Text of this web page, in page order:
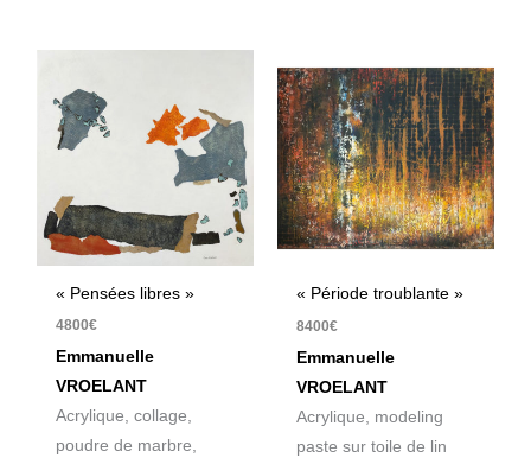
« Pensées libres »
4800€
Emmanuelle
VROELANT
Acrylique, collage,
poudre de marbre,
« Période troublante »
8400€
Emmanuelle
VROELANT
Acrylique, modeling
paste sur toile de lin